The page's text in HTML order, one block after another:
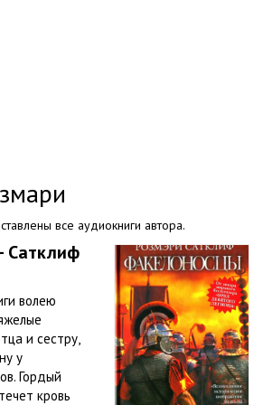
все аудиокниги автора.
Сатклиф
волею
и сестру,
у
Гордый
кровь